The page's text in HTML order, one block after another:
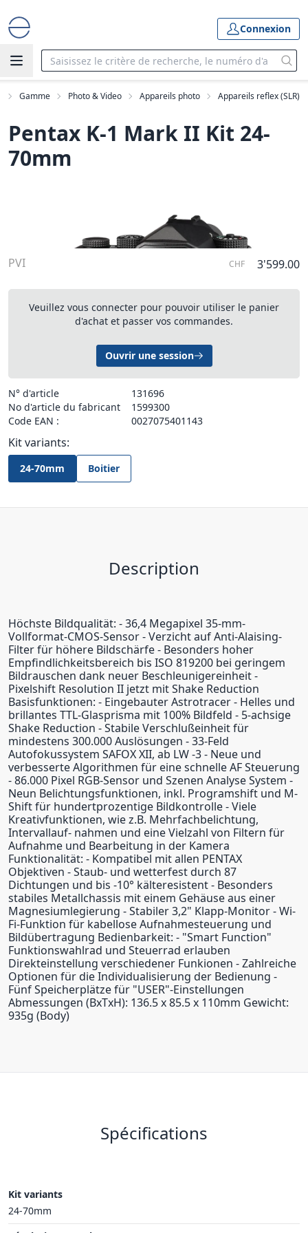
Connexion
Gamme Photo & Video Appareils photo Appareils reflex (SLR)
Pentax K-1 Mark II Kit 24-
70mm
PVI CHF 3'599.00
Veuillez vous connecter pour pouvoir utiliser le panier
d'achat et passer vos commandes.
Ouvrir une session
N° d'article
131696
No d'article du fabricant
1599300
Code EAN :
0027075401143
Kit variants:
24-70mm Boitier
Description
Höchste Bildqualität: - 36,4 Megapixel 35-mm-
Vollformat-CMOS-Sensor - Verzicht auf Anti-Alaising-
Filter für höhere Bildschärfe - Besonders hoher
Empfindlichkeitsbereich bis ISO 819200 bei geringem
Bildrauschen dank neuer Beschleunigereinheit -
Pixelshift Resolution II jetzt mit Shake Reduction
Basisfunktionen: - Eingebauter Astrotracer - Helles und
brillantes TTL-Glasprisma mit 100% Bildfeld - 5-achsige
Shake Reduction - Stabile Verschlußeinheit für
mindestens 300.000 Auslösungen - 33-Feld
Autofokussystem SAFOX XII, ab LW -3 - Neue und
verbesserte Algorithmen für eine schnelle AF Steuerung
- 86.000 Pixel RGB-Sensor und Szenen Analyse System -
Neun Belichtungsfunktionen, inkl. Programshift und M-
Shift für hundertprozentige Bildkontrolle - Viele
Kreativfunktionen, wie z.B. Mehrfachbelichtung,
Intervallauf- nahmen und eine Vielzahl von Filtern für
Aufnahme und Bearbeitung in der Kamera
Funktionalität: - Kompatibel mit allen PENTAX
Objektiven - Staub- und wetterfest durch 87
Dichtungen und bis -10° kälteresistent - Besonders
stabiles Metallchassis mit einem Gehäuse aus einer
Magnesiumlegierung - Stabiler 3,2" Klapp-Monitor - Wi-
Fi-Funktion für kabellose Aufnahmesteuerung und
Bildübertragung Bedienbarkeit: - "Smart Function"
Funktionswahlrad und Steuerrad erlauben
Direkteinstellung verschiedener Funkionen - Zahlreiche
Optionen für die Individualisierung der Bedienung -
Fünf Speicherplätze für "USER"-Einstellungen
Abmessungen (BxTxH): 136.5 x 85.5 x 110mm Gewicht:
935g (Body)
Spécifications
Kit variants
24-70mm